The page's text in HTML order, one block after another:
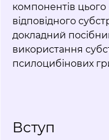
компонентів цього
відповідного
докладний
використання
псилоцибінових
Вступ